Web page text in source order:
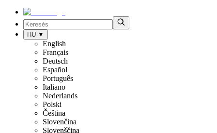
HU ▼
English
Français
Deutsch
Español
Português
Italiano
Nederlands
Polski
Čeština
Slovenčina
Slovenščina